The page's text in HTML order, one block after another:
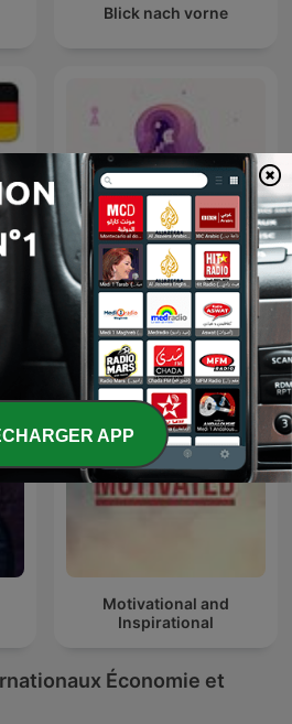
Blick nach vorne
نوابغ العمل
Motivational and
Inspirational
Économie et
APP